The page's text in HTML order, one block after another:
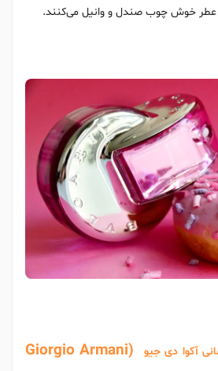
عطر خوش چوب صندل و وانیل می‌کنند.
آکوا دی جیو
(Giorgio Armani